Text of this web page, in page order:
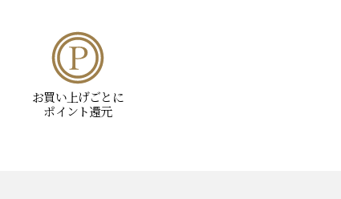
お買い上げごとに
ポイント還元